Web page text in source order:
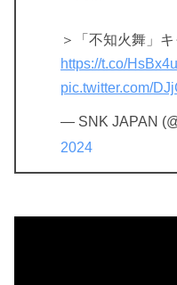
＞「不知火舞」
https://t.co/
pic.twitter.com/
— SNK JAPAN
2024